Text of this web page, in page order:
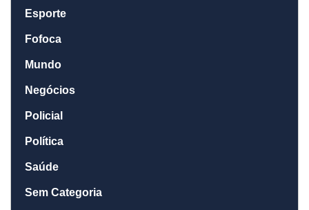
Esporte
Fofoca
Mundo
Negócios
Policial
Política
Saúde
Sem Categoria